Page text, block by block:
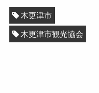
木更津市
木更津市観光協会